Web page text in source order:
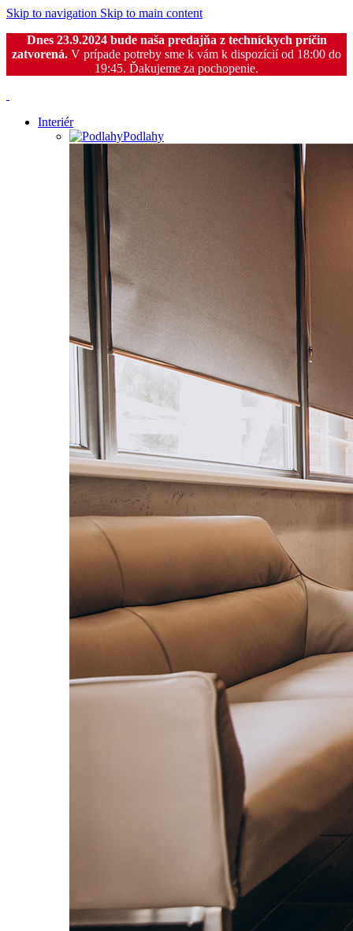
Skip to navigation Skip to main content
Dnes 23.9.2024 bude naša predajňa z techníckych príčin
zatvorená. V prípade potreby sme k vám k dispozícií od 18:00 do
19:45. Ďakujeme za pochopenie.
Interiér
Podlahy